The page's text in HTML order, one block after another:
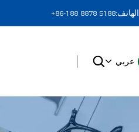
الهاتف:+86-188 8878 5188
عربي